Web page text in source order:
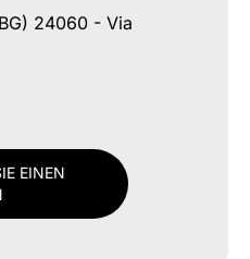
24060 - Via
EINEN